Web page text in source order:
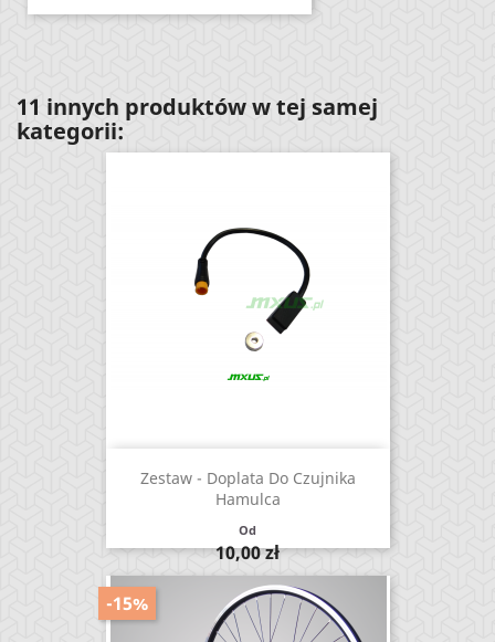
11 innych produktów w tej samej
kategorii:
Zestaw - Doplata Do Czujnika
Hamulca
Od
Cena
10,00 zł
-15%